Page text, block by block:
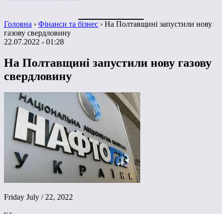
Головна › Фінанси та бізнес › На Полтавщині запустили нову
газову свердловину
22.07.2022 - 01:28
На Полтавщині запустили нову газову
свердловину
Friday July / 22, 2022